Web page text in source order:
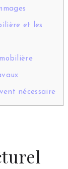
et les
nécessaire